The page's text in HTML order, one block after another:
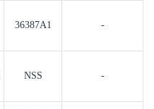
36387A1 -
NSS -